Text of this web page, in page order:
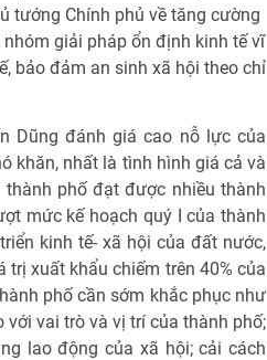
tướng Chính phủ về tăng cường
giải pháp ổn định kinh tế vĩ
bảo đảm an sinh xã hội theo chỉ
Dũng đánh giá cao nỗ lực của
khăn, nhất là tình hình giá cả và
phố đạt được nhiều thành
mức kế hoạch quý I của thành
kinh tế- xã hội của đất nước,
trị xuất khẩu chiếm trên 40% của
phố cần sớm khắc phục như
với vai trò và vị trí của thành phố;
lao động của xã hội; cải cách